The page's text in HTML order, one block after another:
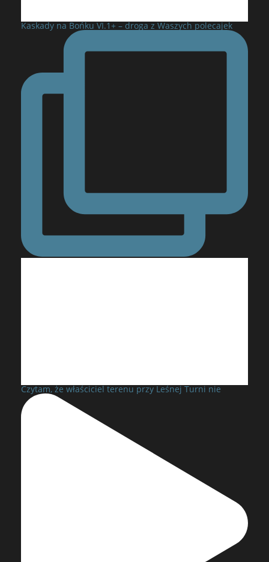
Kaskady na Bońku VI.1+ – droga z Waszych polecajek
Czytam, że właściciel terenu przy Leśnej Turni nie